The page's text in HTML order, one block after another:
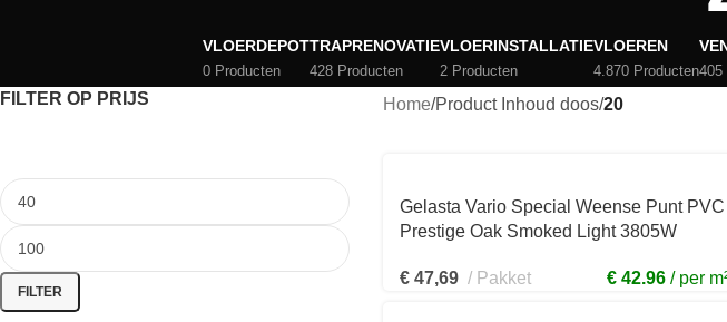
VLOERDEPOT
0 Producten
TRAPRENOVATIE
428 Producten
VLOERINSTALLATIE
2 Producten
VLOEREN
4.870 Producten405
FILTER OP PRIJS
FILTER
Home/Product Inhoud doos/20
Gelasta Vario Special Weense Punt PVC
Prestige Oak Smoked Light 3805W
€47,69 Pakket € 42.96 per